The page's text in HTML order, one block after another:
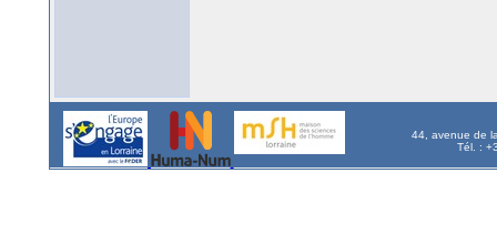
44, avenue de
Tél. :